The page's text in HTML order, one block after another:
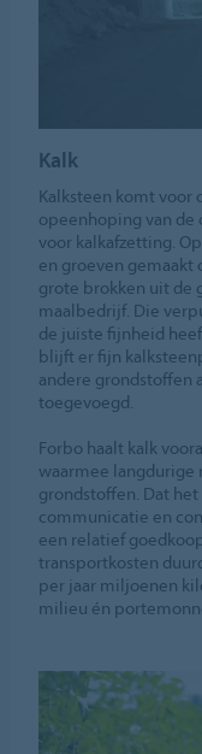
Kalk
Kalksteen komt voor
opeenhoping van de
voor kalkafzetting.
en groeven gemaakt
grote brokken uit de
maalbedrijf. Die
de juiste fijnheid
blijft er fijn
andere grondstoffen
toegevoegd.
Forbo haalt kalk
waarmee langdurige
grondstoffen. Dat
communicatie en
een relatief
transportkosten
per jaar miljoenen
milieu én